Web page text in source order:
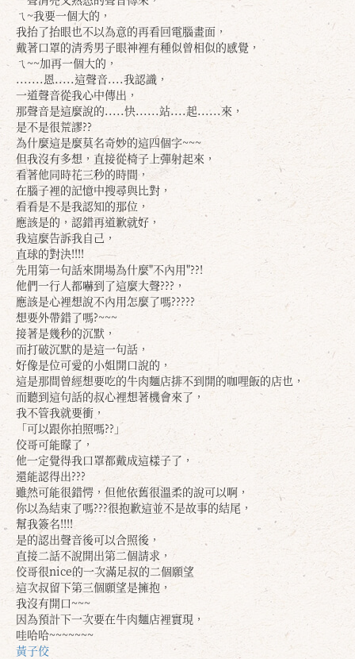
ㄟ~我要一個大的，
我抬了抬眼也不以為意的再看回電腦畫面，
戴著口罩的清秀男子眼神裡有種似曾相似的感覺，
ㄟ~~加再一個大的，
.......恩.....這聲音....我認識，
一道聲音從我心中傳出，
那聲音是這麼說的.....快......站....起......來，
是不是很荒謬??
為什麼這是麼莫名奇妙的這四個字~~~
但我沒有多想，直接從椅子上彈射起來，
看著他同時花三秒的時間，
在腦子裡的記憶中搜尋與比對，
看看是不是我認知的那位，
應該是的，認錯再道歉就好，
我這麼告訴我自己，
直球的對決!!!!
先用第一句話來開場為什麼"不內用"??!
他們一行人都嚇到了這麼大聲???，
應該是心裡想說不內用怎麼了嗎?????
想要外帶錯了嗎?~~~
接著是幾秒的沉默，
而打破沉默的是這一句話，
好像是位可愛的小姐開口說的，
這是那間曾經想要吃的牛肉麵店排不到開的咖哩飯的店也，
而聽到這句話的叔心裡想著機會來了，
我不管我就要衝，
「可以跟你拍照嗎??」
佼哥可能矇了，
他一定覺得我口罩都戴成這樣子了，
還能認得出???
雖然可能很錯愕，但他依舊很溫柔的說可以啊，
你以為結束了嗎???很抱歉這並不是故事的結尾，
幫我簽名!!!!
是的認出聲音後可以合照後，
直接二話不說開出第二個請求，
佼哥很nice的一次滿足叔的二個願望
這次叔留下第三個願望是擁抱，
我沒有開口~~~
因為預計下一次要在牛肉麵店裡實現，
哇哈哈~~~~~~~
黃子佼
確定 取消